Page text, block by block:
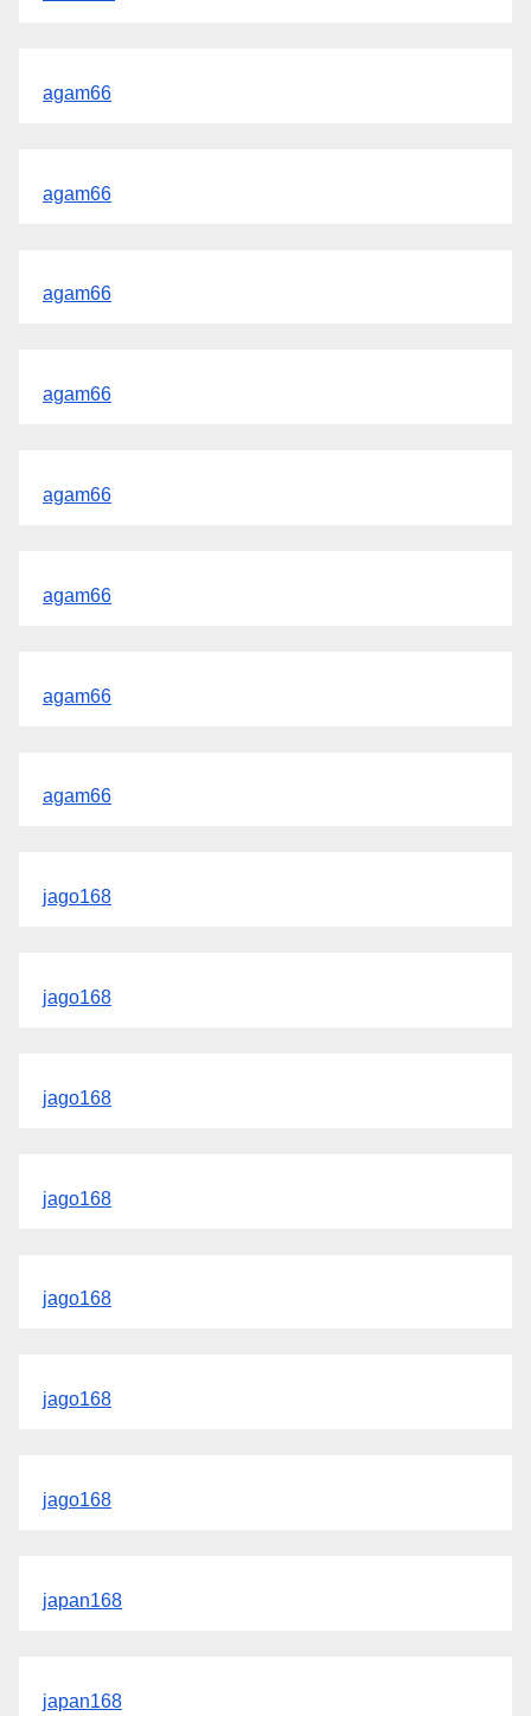
agam66
agam66
agam66
agam66
agam66
agam66
agam66
agam66
jago168
jago168
jago168
jago168
jago168
jago168
jago168
japan168
japan168